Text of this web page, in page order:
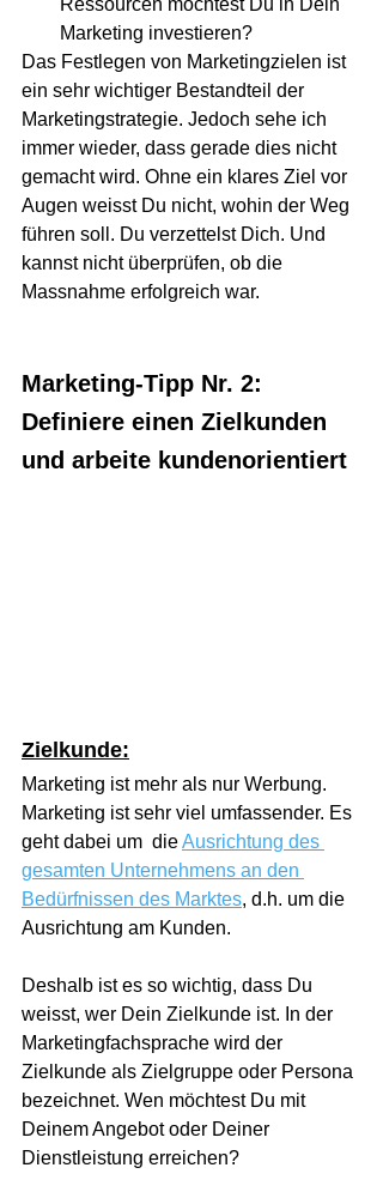
Ressourcen möchtest Du in Dein
Marketing investieren?
Das Festlegen von Marketingzielen ist
ein sehr wichtiger Bestandteil der
Marketingstrategie. Jedoch sehe ich
immer wieder, dass gerade dies nicht
gemacht wird. Ohne ein klares Ziel vor
Augen weisst Du nicht, wohin der Weg
führen soll. Du verzettelst Dich. Und
kannst nicht überprüfen, ob die
Massnahme erfolgreich war.
Marketing-Tipp Nr. 2:
Definiere einen Zielkunden
und arbeite kundenorientiert
Zielkunde:
Marketing ist mehr als nur Werbung.
Marketing ist sehr viel umfassender. Es
geht dabei um  die Ausrichtung des
gesamten Unternehmens an den
Bedürfnissen des Marktes, d.h. um die
Ausrichtung am Kunden.
Deshalb ist es so wichtig, dass Du
weisst, wer Dein Zielkunde ist. In der
Marketingfachsprache wird der
Zielkunde als Zielgruppe oder Persona
bezeichnet. Wen möchtest Du mit
Deinem Angebot oder Deiner
Dienstleistung erreichen?